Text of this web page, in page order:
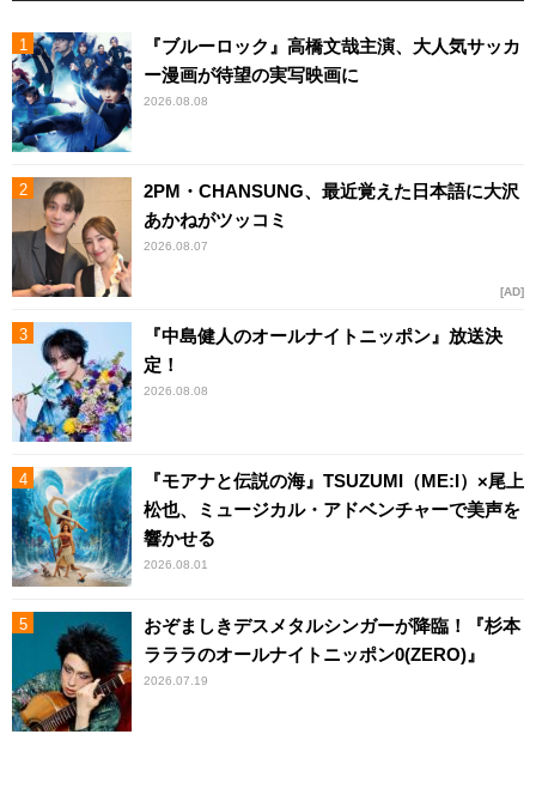
『ブルーロック』高橋文哉主演、大人気サッカ
ー漫画が待望の実写映画に
2026.08.08
2PM・CHANSUNG、最近覚えた日本語に大沢
あかねがツッコミ
2026.08.07
AD
『中島健人のオールナイトニッポン』放送決
定！
2026.08.08
『モアナと伝説の海』TSUZUMI（ME:I）×尾上
松也、ミュージカル・アドベンチャーで美声を
響かせる
2026.08.01
おぞましきデスメタルシンガーが降臨！『杉本
ラララのオールナイトニッポン0(ZERO)』
2026.07.19